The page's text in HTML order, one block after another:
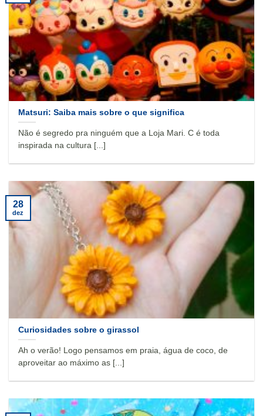
Matsuri: Saiba mais sobre o que significa
Não é segredo pra ninguém que a Loja Mari. C é toda
inspirada na cultura [...]
Curiosidades sobre o girassol
Ah o verão! Logo pensamos em praia, água de coco, de
aproveitar ao máximo as [...]
28
dez